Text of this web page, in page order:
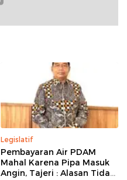
Legislatif
Pembayaran Air PDAM
Mahal Karena Pipa Masuk
Angin, Tajeri : Alasan Tidak